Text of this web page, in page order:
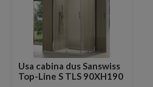
Usa cabina dus Sanswiss
Top-Line S TLS 90XH190